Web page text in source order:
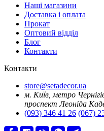
Наші магазини
Доставка і оплата
Прокат
Оптовий відділ
Блог
Контакти
Контакти
store@setadecor.ua
м. Київ, метро
проспект Леоніда
(093) 346 41 26 (067)